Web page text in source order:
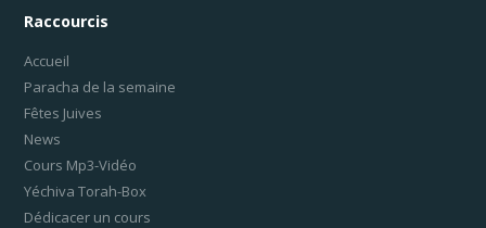
Raccourcis
Accueil
Paracha de la semaine
Fêtes Juives
News
Cours Mp3-Vidéo
Yéchiva Torah-Box
Dédicacer un cours